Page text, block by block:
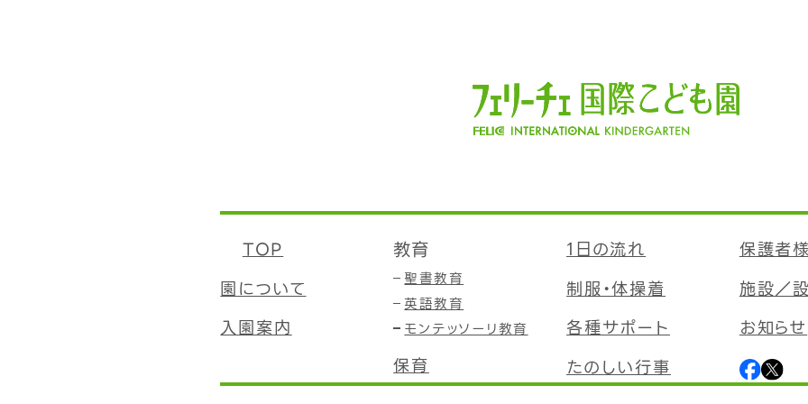
TOP
園について
入園案内
教育
聖書教育
英語教育
モンテッソーリ教育
保育
1日の流れ
制服・体操着
各種サポート
たのしい行事
保護者
施設／
お知らせ